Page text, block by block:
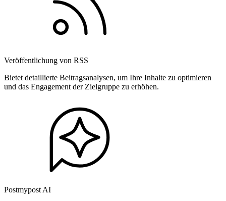
Veröffentlichung von RSS
Bietet detaillierte Beitragsanalysen, um Ihre Inhalte zu optimieren
und das Engagement der Zielgruppe zu erhöhen.
Postmypost AI